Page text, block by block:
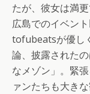
たが、彼女は満
広島でのイベン
tofubeatsが優し
論、披露された
なメゾン」。緊
ァンたちも大き